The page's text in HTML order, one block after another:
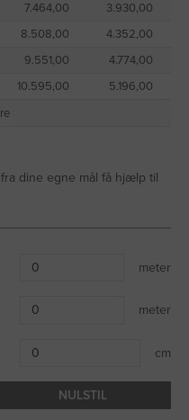
7.464,00
3.930,00
8.508,00
4.352,00
9.551,00
4.774,00
10.595,00
5.196,00
dine egne mål få hjælp til
meter
meter
cm
NULSTIL